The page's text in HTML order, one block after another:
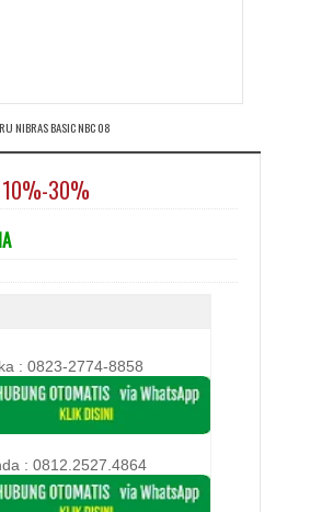
NIBRAS BASIC NBC 08
10%-30%
: 0823-2774-8858
: 0812.2527.4864